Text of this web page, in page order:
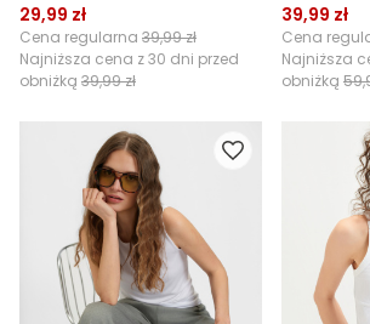
29,99 zł
Cena regularna 39,99 zł
Najniższa cena z 30 dni przed
obniżką 39,99 zł
39,99 zł
Cena
Najniższa
obniżką